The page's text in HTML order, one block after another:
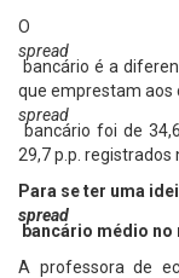
O
spread
bancário é a
que emprestam aos
spread
bancário foi de
29,7 p.p. registrados
Para se ter uma
spread
bancário médio no
A professora de